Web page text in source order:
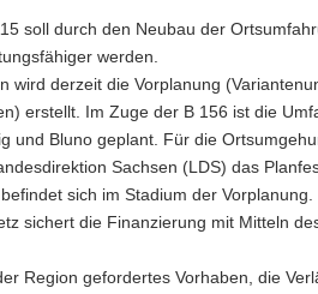
soll durch den Neubau der
werden.
wird derzeit die Vorplanung
erstellt. Im Zuge der B 156 ist die
und Bluno geplant. Für die
Sachsen (LDS) das
sich im Stadium der Vorplanung.
sichert die Finanzierung mit Mitteln
Region gefordertes Vorhaben, die